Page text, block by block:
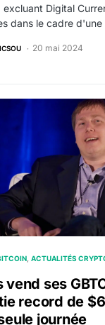
excluant Digital
dans le cadre
20 mai 2024
ses GBTC,
ACTUALITÉS
vend ses
record de
journée